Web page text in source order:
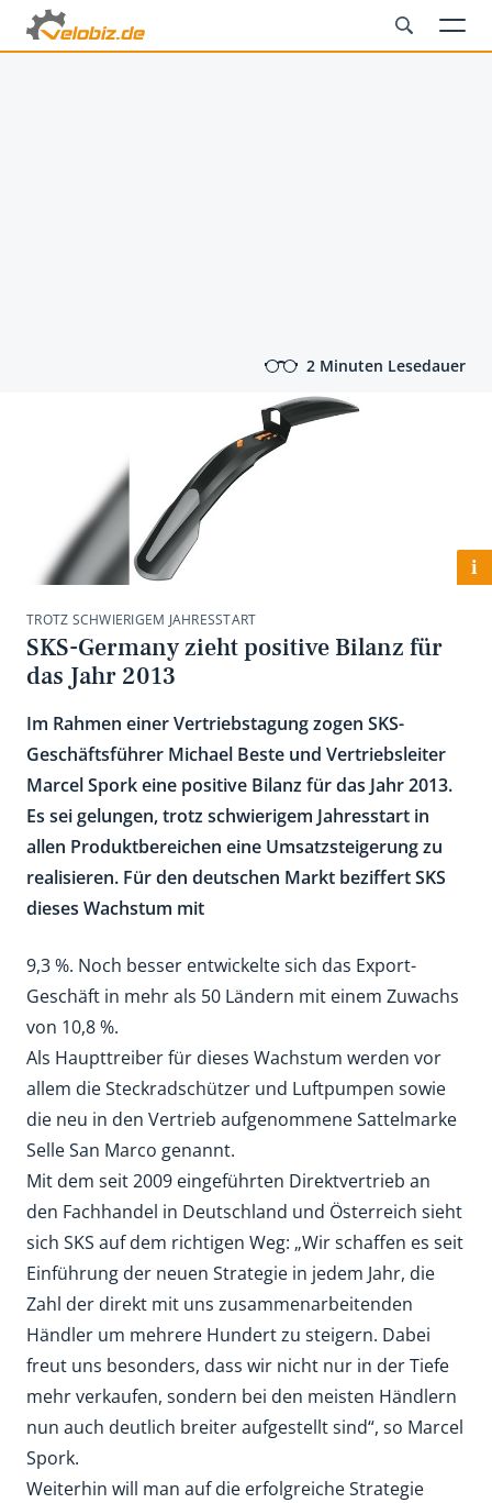
2 Minuten Lesedauer
i
TROTZ SCHWIERIGEM JAHRESSTART
SKS-Germany zieht positive Bilanz für
das Jahr 2013
Im Rahmen einer Vertriebstagung zogen SKS-
Geschäftsführer Michael Beste und Vertriebsleiter
Marcel Spork eine positive Bilanz für das Jahr 2013.
Es sei gelungen, trotz schwierigem Jahresstart in
allen Produktbereichen eine Umsatzsteigerung zu
realisieren. Für den deutschen Markt beziffert SKS
dieses Wachstum mit
9,3 %. Noch besser entwickelte sich das Export-
Geschäft in mehr als 50 Ländern mit einem Zuwachs
von 10,8 %.
Als Haupttreiber für dieses Wachstum werden vor
allem die Steckradschützer und Luftpumpen sowie
die neu in den Vertrieb aufgenommene Sattelmarke
Selle San Marco genannt.
Mit dem seit 2009 eingeführten Direktvertrieb an
den Fachhandel in Deutschland und Österreich sieht
sich SKS auf dem richtigen Weg: „Wir schaffen es seit
Einführung der neuen Strategie in jedem Jahr, die
Zahl der direkt mit uns zusammenarbeitenden
Händler um mehrere Hundert zu steigern. Dabei
freut uns besonders, dass wir nicht nur in der Tiefe
mehr verkaufen, sondern bei den meisten Händlern
nun auch deutlich breiter aufgestellt sind“, so Marcel
Spork.
Weiterhin will man auf die erfolgreiche Strategie